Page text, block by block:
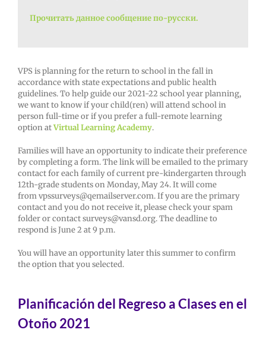
Прочитать данное сообщение по-русски.
VPS is planning for the return to school in the fall in
accordance with state expectations and public health
guidelines. To help guide our 2021-22 school year planning,
we want to know if your child(ren) will attend school in
person full-time or if you prefer a full-remote learning
option atVirtual Learning Academy.
Families will have an opportunity to indicate their preference
by completing a form. The link will be emailed to the primary
contact for each family of current pre-kindergarten through
12th-grade students on Monday, May 24. It will come
from vpssurveys@qemailserver.com. If you are the primary
contact and you do not receive it, please check your spam
folder or contact surveys@vansd.org. The deadline to
respond is June 2 at 9 p.m.
You will have an opportunity later this summer to confirm
the option that you selected.
Planificación del Regreso a Clases en el
Otoño 2021